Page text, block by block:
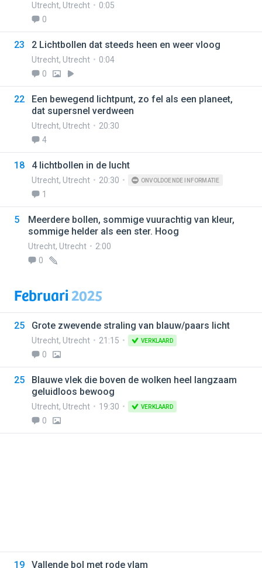
Utrecht, Utrecht
0:05
0
23 2 Lichtbollen dat steeds heen en weer vloog
Utrecht, Utrecht
0:04
0
22
Een bewegend lichtpunt, zo fel als een planeet,
dat supersnel verdween
Utrecht, Utrecht
20:30
4
18 4 lichtbollen in de lucht
Utrecht, Utrecht 20:30 ONVOLDOENDE INFORMATIE
1
5
Meerdere bollen, sommige vuurachtig van kleur,
sommige helder als een ster. Hoog
Utrecht, Utrecht
2:00
0
Februari2025
25 Grote zwevende straling van blauw/paars licht
Utrecht, Utrecht 21:15 VERKLAARD
0
25
Blauwe vlek die boven de wolken heel langzaam
geluidloos bewoog
Utrecht, Utrecht 19:30 VERKLAARD
0
19 Vallende bol met rode vlam